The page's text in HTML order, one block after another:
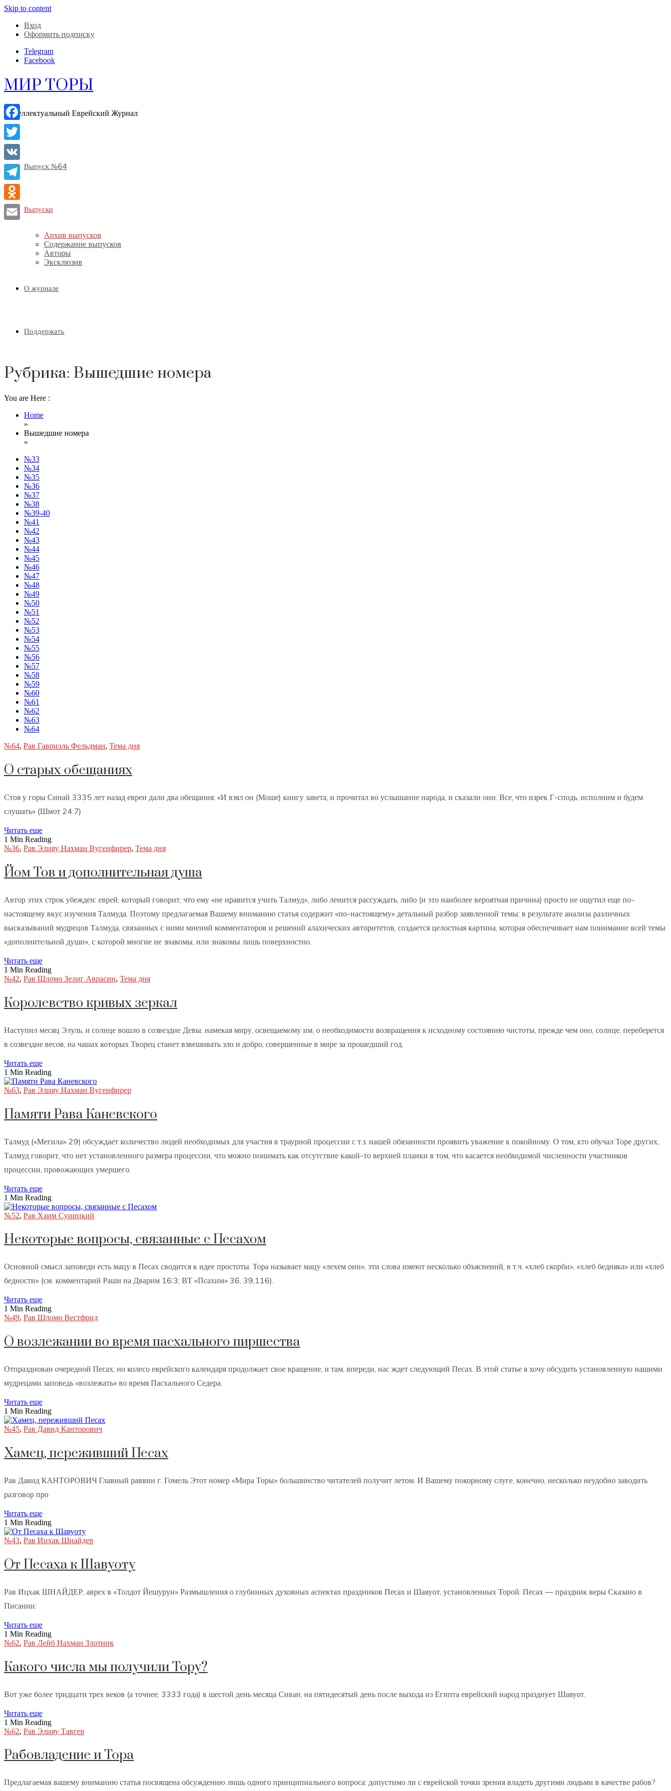
Skip to content
Вход
Оформить подписку
Telegram
Facebook
МИР ТОРЫ
Интеллектуальный Еврейский Журнал
Выпуск №64
Выпуски
Архив выпусков
Содержание выпусков
Авторы
Эксклюзив
О журнале
Поддержать
Рубрика: Вышедшие номера
You are Here :
Home
»
Вышедшие номера
»
№33
№34
№35
№36
№37
№38
№39-40
№41
№42
№43
№44
№45
№46
№47
№48
№49
№50
№51
№52
№53
№54
№55
№56
№57
№58
№59
№60
№61
№62
№63
№64
№64, Рав Гавриэль Фельдман, Тема дня
О старых обещаниях
Стоя у горы Синай 3335 лет назад евреи дали два обещания: «И взял он (Моше) книгу завета, и прочитал во услышание народа, и сказали они: Все, что изрек Г-сподь, исполним и будем
слушать» (Шмот 24:7)
Читать еще
1 Min Reading
№36, Рав Элияу Нахман Вугенфирер, Тема дня
Йом Тов и дополнительная душа
Автор этих строк убежден: еврей, который говорит, что ему «не нравится учить Талмуд», либо ленится рассуждать, либо (и это наиболее вероятная причина) просто не ощутил еще по-
настоящему вкус изучения Талмуда. Поэтому предлагаемая Вашему вниманию статья содержит «по-настоящему» детальный разбор заявленной темы: в результате анализа различных
высказываний мудрецов Талмуда, связанных с ними мнений комментаторов и решений алахических авторитетов, создается целостная картина, которая обеспечивает нам понимание всей темы
«дополнительной души», с которой многие не знакомы, или знакомы лишь поверхностно.
Читать еще
1 Min Reading
№42, Рав Шломо Зелиг Аврасин, Тема дня
Королевство кривых зеркал
Наступил месяц Элуль, и солнце вошло в созвездие Девы, намекая миру, освещаемому им, о необходимости возвращения к исходному состоянию чистоты, прежде чем оно, солнце, переберется
в созвездие весов, на чашах которых Творец станет взвешивать зло и добро, совершенные в мире за прошедший год.
Читать еще
1 Min Reading
№63, Рав Элияу Нахман Вугенфирер
Памяти Рава Каневского
Талмуд («Мегила» 29) обсуждает количество людей необходимых для участия в траурной процессии с т.з. нашей обязанности проявить уважение к покойному. О том, кто обучал Торе других,
Талмуд говорит, что нет установленного размера процессии, что можно понимать как отсутствие какой-то верхней планки в том, что касается необходимой численности участников
процессии, провожающих умершего.
Читать еще
1 Min Reading
№52, Рав Хаим Суницкий
Некоторые вопросы, связанные с Песахом
Основной смысл заповеди есть мацу в Песах сводится к идее простоты. Тора называет мацу «лехем они», эти слова имеют несколько объяснений, в т.ч. «хлеб скорби», «хлеб бедняка» или «хлеб
бедности» (см. комментарий Раши на Дварим 16:3; ВТ «Псахим» 36, 39,116).
Читать еще
1 Min Reading
№49, Рав Шломо Вестфрид
О возлежании во время пасхального пиршества
Отпразднован очередной Песах, но колесо еврейского календаря продолжает свое вращение, и там, впереди, нас ждет следующий Песах. В этой статье я хочу обсудить установленную нашими
мудрецами заповедь «возлежать» во время Пасхального Седера.
Читать еще
1 Min Reading
№45, Рав Давид Канторович
Хамец, переживший Песах
Рав Давид КАНТОРОВИЧ Главный раввин г. Гомель Этот номер «Мира Торы» большинство читателей получит летом. И Вашему покорному слуге, конечно, несколько неудобно заводить
разговор про
Читать еще
1 Min Reading
№43, Рав Ицхак Шнайдер
От Песаха к Шавуоту
Рав Ицхак ШНАЙДЕР, аврех в «Толдот Йешурун» Размышления о глубинных духовных аспектах праздников Песах и Шавуот, установленных Торой. Песах — праздник веры Сказано в
Писании:
Читать еще
1 Min Reading
№62, Рав Лейб Нахман Злотник
Какого числа мы получили Тору?
Вот уже более тридцати трех веков (а точнее, 3333 года) в шестой день месяца Сиван, на пятидесятый день после выхода из Египта еврейский народ празднует Шавуот.
Читать еще
1 Min Reading
№62, Рав Элияу Тавгер
Рабовладение и Тора
Предлагаемая вашему вниманию статья посвящена обсуждению лишь одного принципиального вопроса: допустимо ли с еврейской точки зрения владеть другими людьми в качестве рабов?
Facebook
Twitter
VK
Telegram
Odnoklassniki